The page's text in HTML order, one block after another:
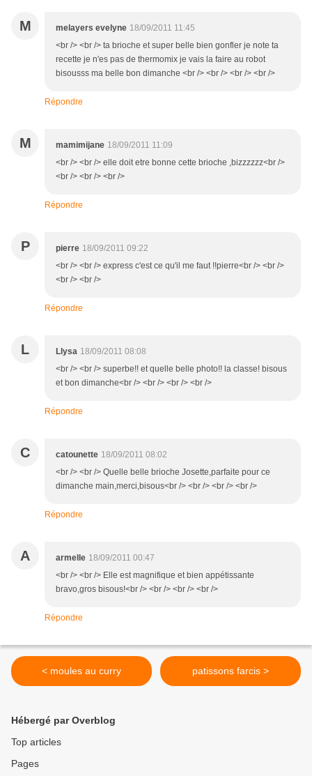
M melayers evelyne 18/09/2011 11:45
<br /> <br /> ta brioche et super belle bien gonfler je note ta
recette je n'es pas de thermomix je vais la faire au robot
bisousss ma belle bon dimanche <br /> <br /> <br /> <br />
Répondre
M mamimijane 18/09/2011 11:09
<br /> <br /> elle doit etre bonne cette brioche ,bizzzzzz<br />
<br /> <br /> <br />
Répondre
P pierre 18/09/2011 09:22
<br /> <br /> express c'est ce qu'il me faut !!pierre<br /> <br />
<br /> <br />
Répondre
L Llysa 18/09/2011 08:08
<br /> <br /> superbe!! et quelle belle photo!! la classe! bisous
et bon dimanche<br /> <br /> <br /> <br />
Répondre
C catounette 18/09/2011 08:02
<br /> <br /> Quelle belle brioche Josette,parfaite pour ce
dimanche main,merci,bisous<br /> <br /> <br /> <br />
Répondre
A armelle 18/09/2011 00:47
<br /> <br /> Elle est magnifique et bien appétissante
bravo,gros bisous!<br /> <br /> <br /> <br />
Répondre
< moules au curry patissons farcis >
Hébergé par Overblog
Top articles
Pages